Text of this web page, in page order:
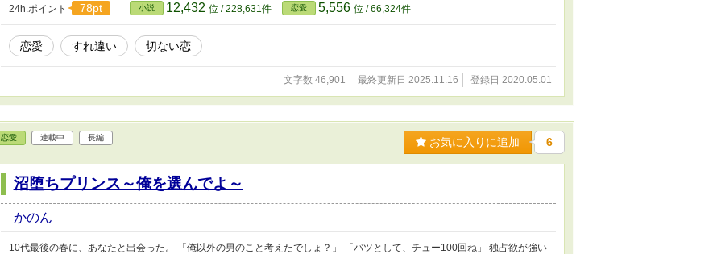
24h.ポイント 78pt 小説 12,432 位 / 228,631件 恋愛 5,556 位 / 66,324件
恋愛 すれ違い 切ない恋
文字数 46,901 最終更新日 2025.11.16 登録日 2020.05.01
恋愛 連載中 長編 お気に入りに追加 6
沼堕ちプリンス～俺を選んでよ～
かのん
10代最後の春に、あなたと出会った。 「俺以外の男のこと考えたでしょ？」 「バツとして、チュー100回ね」 独占欲が強い